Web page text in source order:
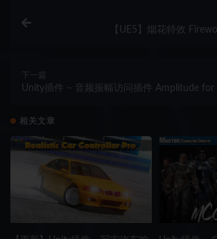
【UE5】烟花特效
下一篇
Unity插件 – 音频振幅访问插件 Amplitude for
相关文章